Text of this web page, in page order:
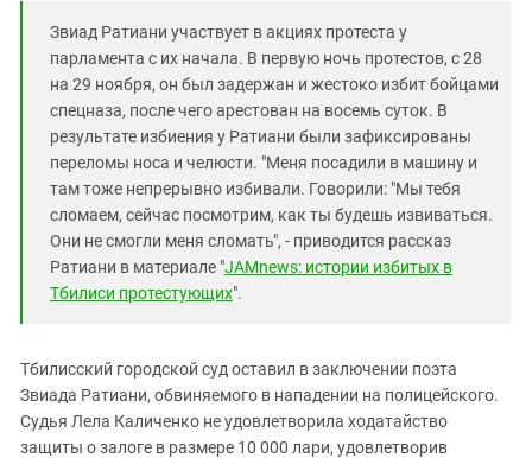
ЮФО
Звиад Ратиани участвует в акциях протеста у
парламента с их начала. В первую ночь протестов, с 28
на 29 ноября, он был задержан и жестоко избит бойцами
спецназа, после чего арестован на восемь суток. В
результате избиения у Ратиани были зафиксированы
переломы носа и челюсти. "Меня посадили в машину и
там тоже непрерывно избивали. Говорили: "Мы тебя
сломаем, сейчас посмотрим, как ты будешь извиваться.
Они не смогли меня сломать", - приводится рассказ
Ратиани в материале "JAMnews: истории избитых в
Тбилиси протестующих".
Тбилисский городской суд оставил в заключении поэта
Звиада Ратиани, обвиняемого в нападении на полицейского.
Судья Лела Каличенко не удовлетворила ходатайство
защиты о залоге в размере 10 000 лари, удовлетворив